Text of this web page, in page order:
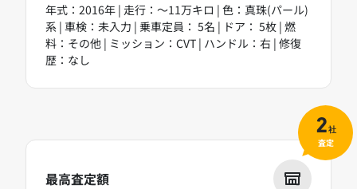
年式：2016年 | 走行：～11万キロ | 色：真珠(パール)
系 | 車検：未入力 | 乗車定員： 5名 | ドア： 5枚 | 燃
料：その他 | ミッション：CVT | ハンドル：右 | 修復
歴：なし
最高査定額
2社
査定